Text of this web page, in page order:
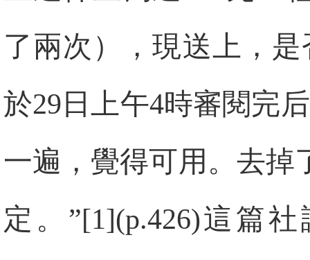
了兩次），現送上，
於29日上午4時審閱完
一遍，覺得可用。去掉
定。”[1](p.426)這篇